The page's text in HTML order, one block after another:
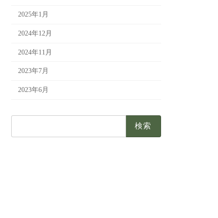
2025年1月
2024年12月
2024年11月
2023年7月
2023年6月